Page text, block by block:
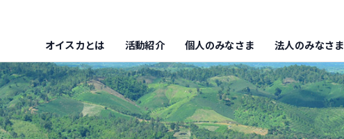
オイスカとは 活動紹介 個人のみなさま 法人のみなさま